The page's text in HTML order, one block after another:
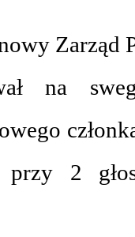
Zarząd
na
przy 2